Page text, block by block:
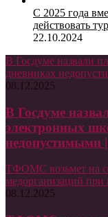
С 2025 года
действовать
22.10.2024
В Госдуме назвали
дневниках
08.12.2025
В Госдуме
электронных
ТФОМС возьмет на
медорганизаций
08.12.2025